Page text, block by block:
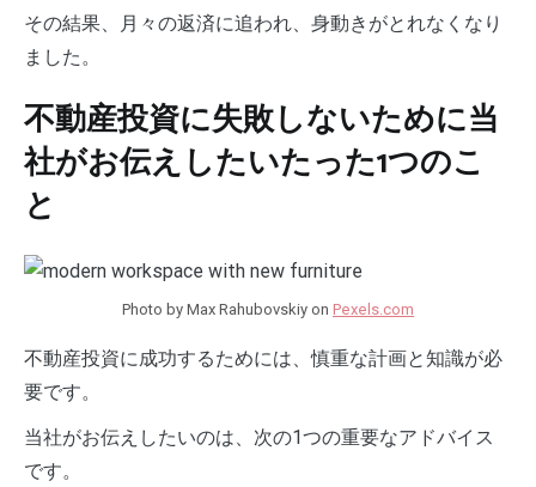
その結果、月々の返済に追われ、身動きがとれなくなり
ました。
不動産投資に失敗しないために当
社がお伝えしたいたった1つのこ
と
Photo by Max Rahubovskiy on Pexels.com
不動産投資に成功するためには、慎重な計画と知識が必
要です。
当社がお伝えしたいのは、次の1つの重要なアドバイス
です。